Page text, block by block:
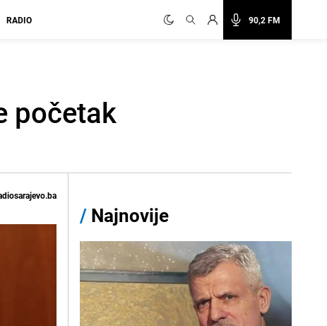
90,2 FM
RADIO
početak
/ Najnovije